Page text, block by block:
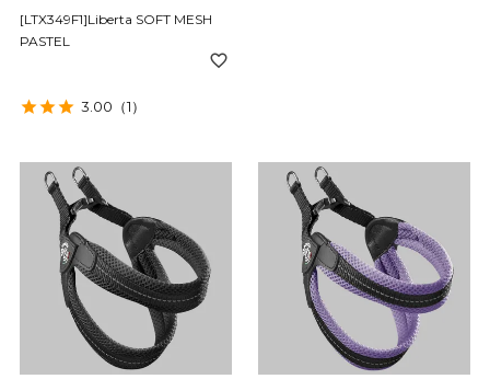
[LTX349F1]Liberta SOFT MESH
PASTEL
3.00 （1）